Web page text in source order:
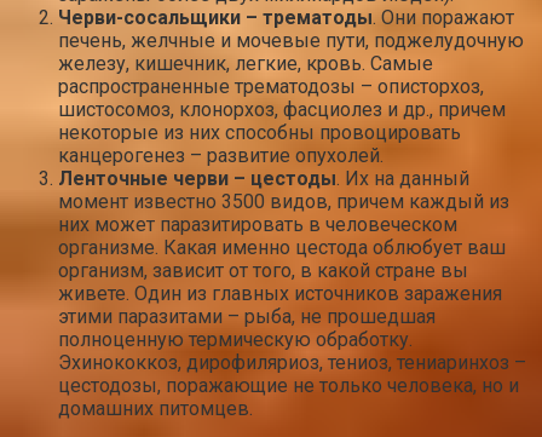
Черви-сосальщики – трематоды. Они поражают
печень, желчные и мочевые пути, поджелудочную
железу, кишечник, легкие, кровь. Самые
распространенные трематодозы – описторхоз,
шистосомоз, клонорхоз, фасциолез и др., причем
некоторые из них способны провоцировать
канцерогенез – развитие опухолей.
Ленточные черви – цестоды . Их на данный
момент известно 3500 видов, причем каждый из
них может паразитировать в человеческом
организме. Какая именно цестода облюбует ваш
организм, зависит от того, в какой стране вы
живете. Один из главных источников заражения
этими паразитами – рыба, не прошедшая
полноценную термическую обработку.
Эхинококкоз, дирофиляриоз, тениоз, тениаринхоз –
цестодозы, поражающие не только человека, но и
домашних питомцев.